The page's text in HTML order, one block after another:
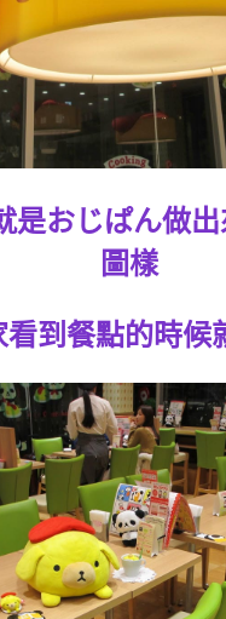
是おじぱん做
圖樣
看到餐點的時候